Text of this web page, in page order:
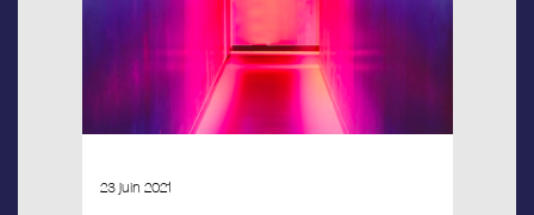
23 juin 2021